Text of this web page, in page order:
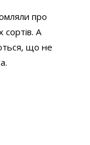
про
А
що не